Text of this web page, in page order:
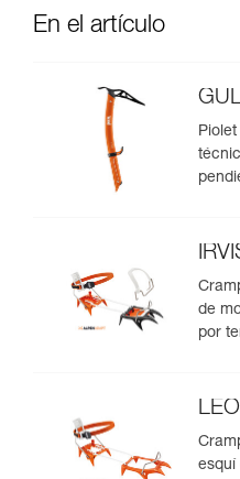
En el artículo
de
por
esquí